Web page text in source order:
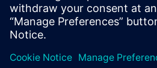
companies take
innovations coming